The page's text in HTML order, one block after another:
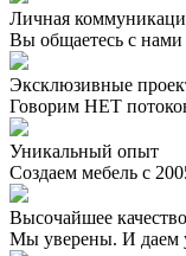
Личная
Вы общаетесь с нами
Эксклюзивные
Говорим НЕТ
Уникальный опыт
Создаем мебель с
Высочайшее качество
Мы уверены. И даем